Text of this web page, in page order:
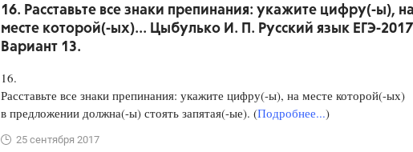
16. Расставьте все знаки препинания: укажите цифру(-ы),
месте которой(-ых)... Цыбулько И. П. Русский язык ЕГЭ-
Вариант 13.
16.
Расставьте все знаки препинания: укажите цифру(-ы), на месте которой(-ых)
в предложении должна(-ы) стоять запятая(-ые). (Подробнее...)
25 сентября 2017